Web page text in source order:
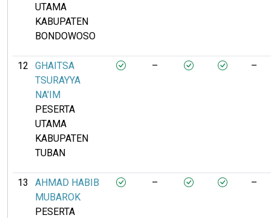
UTAMA
KABUPATEN
BONDOWOSO
12
GHAITSA
TSURAYYA
NA'IM
PESERTA
UTAMA
KABUPATEN
TUBAN
– –
13
AHMAD HABIB
MUBAROK
PESERTA
– –